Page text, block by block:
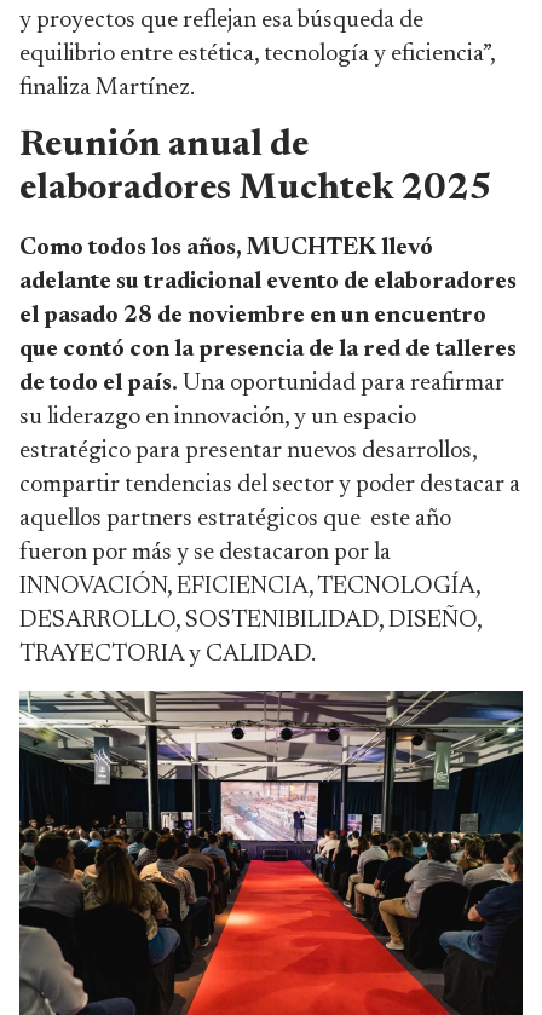
y proyectos que reflejan esa búsqueda de
equilibrio entre estética, tecnología y eficiencia”,
finaliza Martínez.
Reunión anual de
elaboradores Muchtek 2025
Como todos los años, MUCHTEK llevó
adelante su tradicional evento de elaboradores
el pasado 28 de noviembre en un encuentro
que contó con la presencia de la red de talleres
de todo el país. Una oportunidad para reafirmar
su liderazgo en innovación, y un espacio
estratégico para presentar nuevos desarrollos,
compartir tendencias del sector y poder destacar a
aquellos partners estratégicos que este año
fueron por más y se destacaron por la
INNOVACIÓN, EFICIENCIA, TECNOLOGÍA,
DESARROLLO, SOSTENIBILIDAD, DISEÑO,
TRAYECTORIA y CALIDAD.